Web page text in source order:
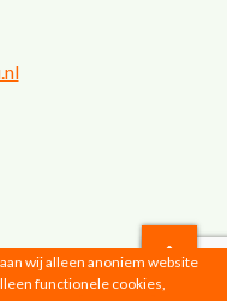
wij alleen anoniem website
functionele cookies,